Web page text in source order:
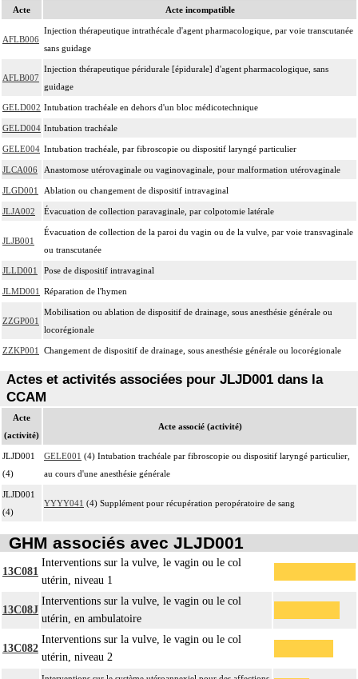
Acte Acte incompatible
AFLB006
Injection thérapeutique intrathécale d'agent pharmacologique, par voie transcutanée
sans guidage
AFLB007
Injection thérapeutique péridurale [épidurale] d'agent pharmacologique, sans
guidage
GELD002 Intubation trachéale en dehors d'un bloc médicotechnique
GELD004 Intubation trachéale
GELE004 Intubation trachéale, par fibroscopie ou dispositif laryngé particulier
JLCA006 Anastomose utérovaginale ou vaginovaginale, pour malformation utérovaginale
JLGD001 Ablation ou changement de dispositif intravaginal
JLJA002 Évacuation de collection paravaginale, par colpotomie latérale
JLJB001
Évacuation de collection de la paroi du vagin ou de la vulve, par voie transvaginale
ou transcutanée
JLLD001 Pose de dispositif intravaginal
JLMD001 Réparation de l'hymen
ZZGP001
Mobilisation ou ablation de dispositif de drainage, sous anesthésie générale ou
locorégionale
ZZKP001 Changement de dispositif de drainage, sous anesthésie générale ou locorégionale
Actes et activités associées pour JLJD001 dans la
CCAM
Acte
(activité)
Acte associé (activité)
JLJD001
(4)
GELE001 (4) Intubation trachéale par fibroscopie ou dispositif laryngé particulier,
au cours d'une anesthésie générale
JLJD001
(4)
YYYY041 (4) Supplément pour récupération peropératoire de sang
GHM associés avec JLJD001
13C081
Interventions sur la vulve, le vagin ou le col
utérin, niveau 1
13C08J
Interventions sur la vulve, le vagin ou le col
utérin, en ambulatoire
13C082
Interventions sur la vulve, le vagin ou le col
utérin, niveau 2